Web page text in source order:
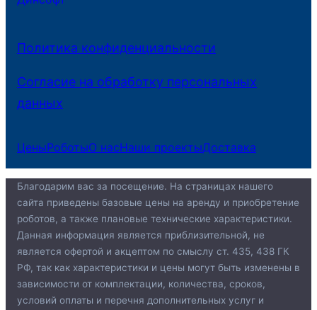
Политика конфиденциальности
Согласие на обработку персональных
данных
ЦеныРоботыО насНаши проектыДоставка
Благодарим вас за посещение. На страницах нашего
сайта приведены базовые цены на аренду и приобретение
роботов, а также плановые технические характеристики.
Данная информация является приблизительной, не
является офертой и акцептом по смыслу ст. 435, 438 ГК
РФ, так как характеристики и цены могут быть изменены в
зависимости от комплектации, количества, сроков,
условий оплаты и перечня дополнительных услуг и